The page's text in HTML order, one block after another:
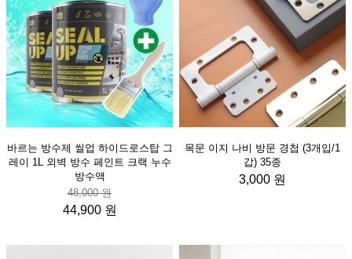
바르는 방수제 씰업 하이드로스탑 그
레이 1L 외벽 방수 페인트 크랙 누수
방수액
48,000 원
44,900 원
목문 이지 나비 방문 경첩 (3개입/1
갑) 35종
3,000 원